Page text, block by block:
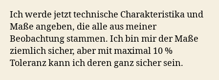
Ich werde jetzt technische Charakteristika und
Maße angeben, die alle aus meiner
Beobachtung stammen. Ich bin mir der Maße
ziemlich sicher, aber mit maximal 10 %
Toleranz kann ich deren ganz sicher sein.